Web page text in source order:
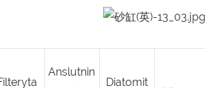
Anslutnin
Diatomit